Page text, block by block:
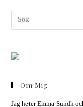
Om Mig
Jag heter Emma Sundh